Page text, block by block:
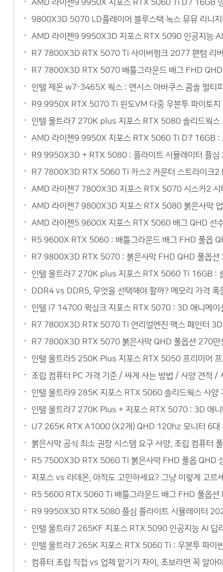
AMD 라이젠9 9950X 지포스 RTX 5060 Ti D7 16GB
9800X3D 5070 LD플레이어 블루스택 녹스 뮤뮤 리니
AMD 라이젠9 9950X3D 지포스 RTX 5090 인공지능 AI
R7 7800X3D RTX 5070 Ti 사이버펑크 2077 팬텀 리
R7 7800X3D RTX 5070 배틀그라운드 배그 FHD QHD
인텔 제온 w7-3465X 웍스 : 앤시스 아바쿠스 콤솔 멀티
R9 9950X RTX 5070 Ti 윈도VM 다중 우분투 파이토치
인텔 울트라7 270K plus 지포스 RTX 5080 솔리드웍스
AMD 라이젠9 9950X 지포스 RTX 5060 Ti D7 16GB :
R9 9950X3D + RTX 5080 : 플라이트 시뮬레이터 플
R7 7800X3D RTX 5060 Ti 카스2 카운터 스트라이크2
AMD 라이젠7 7800X3D 지포스 RTX 5070 시스카2 시
AMD 라이젠7 9800X3D 지포스 RTX 5080 붉은사막
AMD 라이젠5 9600X 지포스 RTX 5060 배그 QHD 선
R5 9600X RTX 5060 : 배틀그라운드 배그 FHD 풀옵
R7 9800X3D RTX 5070 : 붉은사막 FHD QHD 풀옵션
인텔 울트라7 270K plus 지포스 RTX 5060 Ti 16GB :
DDR4 vs DDR5, 무엇을 선택해야 할까? 메모리 가격
인텔 i7 14700 퀵싱크 지포스 RTX 5070 : 3D 애니메이
R7 7800X3D RTX 5070 Ti 언리얼엔진 맥스 페인터 3D
R7 7800X3D RTX 5070 붉은사막 QHD 풀옵션 270만
인텔 울트라5 250K Plus 지포스 RTX 5050 프리미어
조립 컴퓨터 PC 가격 기준 / 싸게 사는 방법 / 사양 견적 /
인텔 울트라9 285K 지포스 RTX 5060 솔리드웍스 사양
인텔 울트라7 270K Plus + 지포스 RTX 5070 : 3D 애니
U7 265K RTX A1000 (X2개) QHD 120hz 모니터 6대
붉은사막 공식 최소 권장 시스템 요구 사양, 조립 컴퓨터
R5 7500X3D RTX 5060 Ti 붉은사막 FHD 풀옵 QHD
지포스 vs 라데온, 아직도 고민하세요? 그냥 이렇게 고
R5 5600 RTX 5060 Ti 배틀그라운드 배그 FHD 풀옵션
R9 9950X3D RTX 5080 플심 플라이트 시뮬레이터
인텔 울트라7 265KF 지포스 RTX 5090 인공지능 AI 딥
인텔 울트라7 265K 지포스 RTX 5060 Ti : 우분투 파이
컴퓨터 조립 직접 vs 업체 맡기기 차이, 초보라면 꼭 알아